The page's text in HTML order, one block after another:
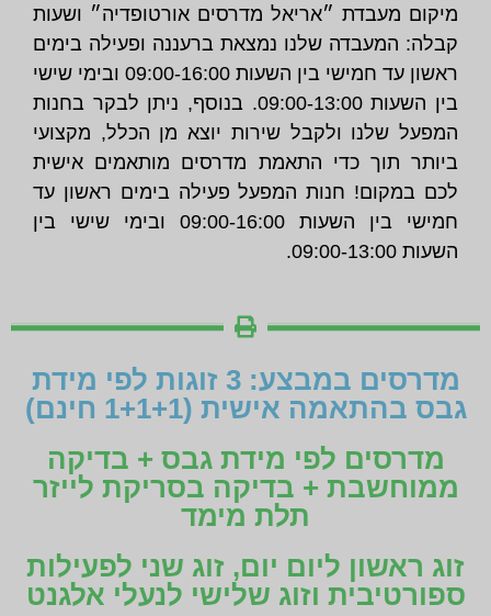
מיקום מעבדת ״אריאל מדרסים אורטופדיה״ ושעות
קבלה: המעבדה שלנו נמצאת ברעננה ופעילה בימים
ראשון עד חמישי בין השעות 09:00-16:00 ובימי שישי
בין השעות 09:00-13:00. בנוסף, ניתן לבקר בחנות
המפעל שלנו ולקבל שירות יוצא מן הכלל, מקצועי
ביותר תוך כדי התאמת מדרסים מותאמים אישית
לכם במקום! חנות המפעל פעילה בימים ראשון עד
חמישי בין השעות 09:00-16:00 ובימי שישי בין
השעות 09:00-13:00.
מדרסים במבצע: 3 זוגות לפי מידת
גבס בהתאמה אישית (1+1+1 חינם)
מדרסים לפי מידת גבס + בדיקה
ממוחשבת + בדיקה בסריקת לייזר
תלת מימד
זוג ראשון ליום יום, זוג שני לפעילות
ספורטיבית וזוג שלישי לנעלי אלגנט